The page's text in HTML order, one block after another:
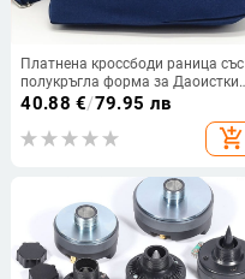
Платнена кроссбоди раница със
полукръгла форма за Даоистки
религиозни принадлежности
40.88 €/79.95 лв
add_shopping_cart